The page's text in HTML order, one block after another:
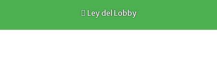
Ley del Lobby